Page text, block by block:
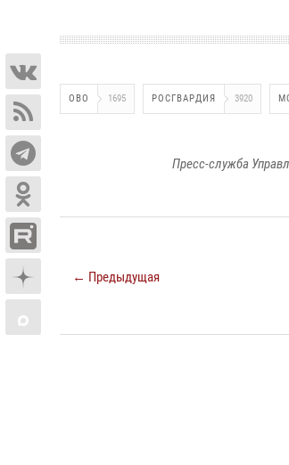
ОВО 1695 РОСГВАРДИЯ 3920
Пресс-служба
← Предыдущая